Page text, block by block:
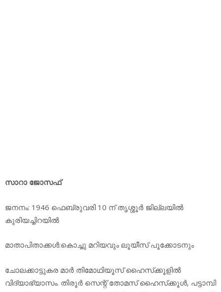
സാറാ ജോസഫ്
ജനനം: 1946 ഫെബ്രുവരി 10 ന് തൃശ്ശൂര്‍ ജില്ലയില്‍
കുരിയച്ചിറയില്‍
മാതാപിതാക്കള്‍:കൊച്ചു മറിയവും ലൂയീസ് പൂക്കോടനും
ചോലക്കാട്ടുകര മാര്‍ തിമോഥിയൂസ് ഹൈസ്‌ക്കൂളില്‍
വിദ്യാഭ്യാസം. തിരൂര്‍ സെന്റ് തോമസ് ഹൈസ്‌ക്കൂള്‍, പട്ടാമ്പി